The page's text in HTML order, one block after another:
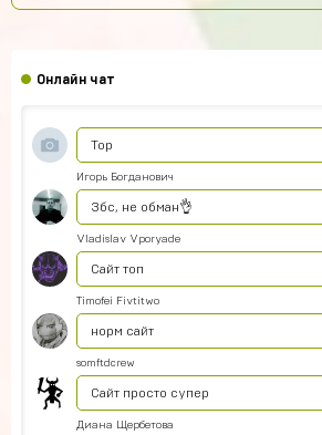
Онлайн чаттут точно не кидают я проверил
Top
Игорь Богданович
Збс, не обман👌
Vladislav Vporyade
Сайт топ
Timofei Fivtitwo
норм сайт
somftdcrew
Сайт просто супер
Диана Щербетова